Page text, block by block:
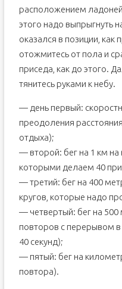
расположением
этого надо выпрыгнуть
оказался в позиции,
отожмитесь от пола и
приседа, как до этого.
тянитесь руками к небу.
— день первый:
преодоления
отдыха);
— второй: бег на 1 км
которыми делаем 40
— третий: бег на 400
кругов, которые надо
— четвертый: бег на 500
повторов с перерывом в
40 секунд);
— пятый: бег на
повтора).